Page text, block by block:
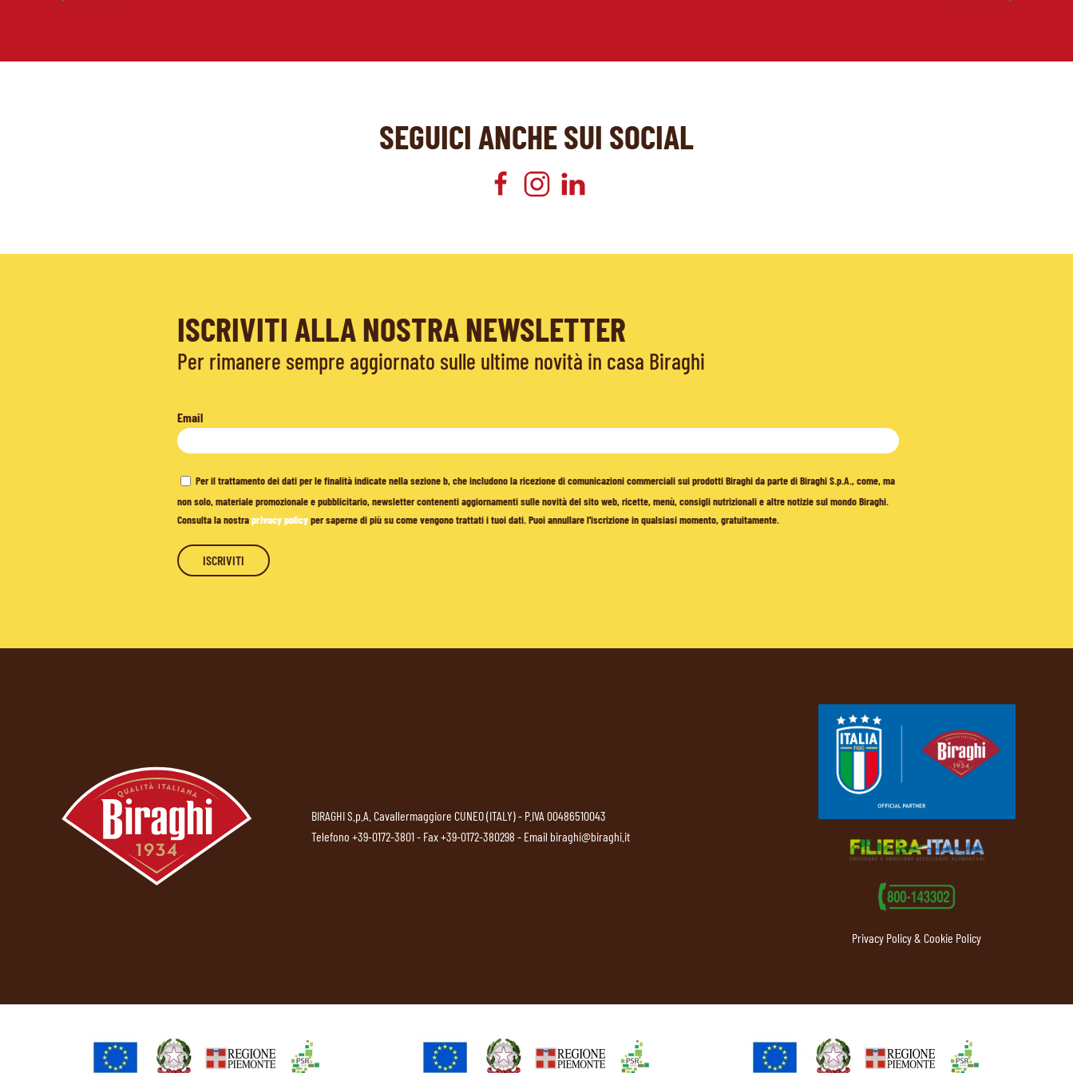
SEGUICI ANCHE SUI SOCIAL
ISCRIVITI ALLA NOSTRA NEWSLETTER
Per rimanere sempre aggiornato sulle ultime novità in casa Biraghi
Email
Per il trattamento dei dati per le finalità indicate nella sezione b, che includono la ricezione di comunicazioni commerciali sui prodotti Biraghi da parte di Biraghi S.p.A., come, ma
non solo, materiale promozionale e pubblicitario, newsletter contenenti aggiornamenti sulle novità del sito web, ricette, menù, consigli nutrizionali e altre notizie sul mondo Biraghi.
Consulta la nostraprivacy policyper saperne di più su come vengono trattati i tuoi dati. Puoi annullare l'iscrizione in qualsiasi momento, gratuitamente.
BIRAGHI S.p.A. Cavallermaggiore CUNEO (ITALY) - P.IVA 00486510043
Telefono +39-0172-3801- Fax +39-0172-380298 - Email biraghi@biraghi.it
Privacy Policy & Cookie Policy